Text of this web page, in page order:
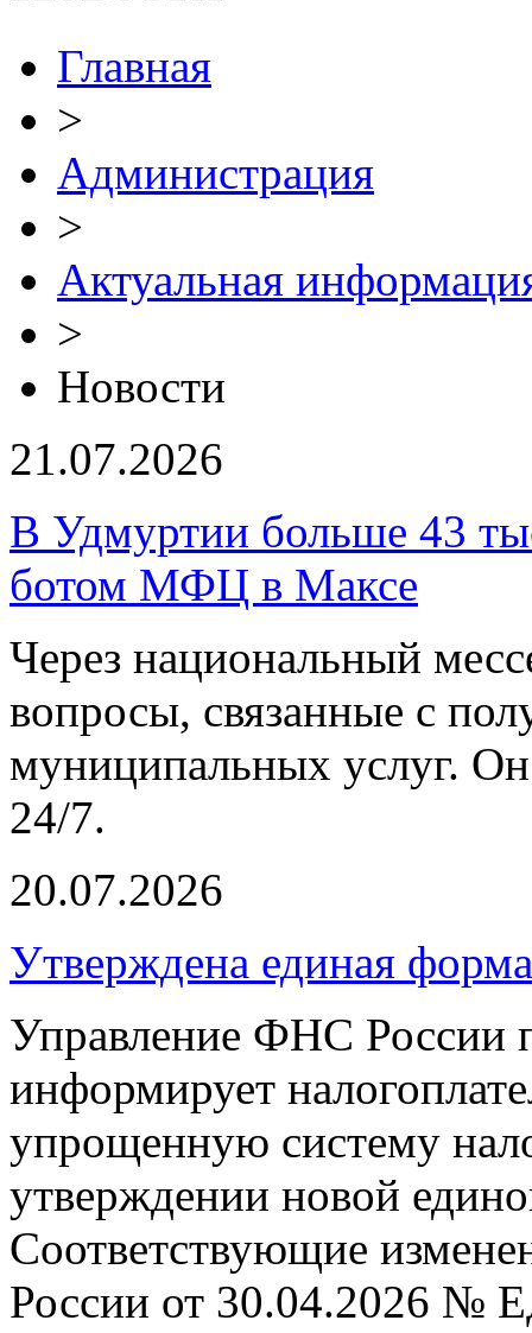
Главная
>
Администрация
>
Актуальная
>
Новости
21.07.2026
В Удмуртии больше 43
ботом МФЦ в Максе
Через национальный
вопросы, связанные с
муниципальных услуг.
24/7.
20.07.2026
Утверждена единая
Управление ФНС России
информирует
упрощенную систему
утверждении новой
Соответствующие
России от 30.04.2026 №